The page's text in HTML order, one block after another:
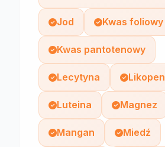
Jod Kwas foliowy
Kwas pantotenowy
Lecytyna Likopen
Luteina Magnez
Mangan Miedź